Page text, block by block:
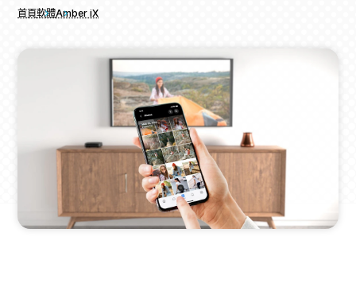
Breadcrumbs
首頁軟體Amber iX